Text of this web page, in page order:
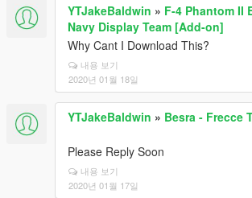
YTJakeBaldwin » F-4 Phantom II
Navy Display Team [Add-on]
Why Cant I Download This?
내용 보기
2020년 01월 18일
YTJakeBaldwin » Besra - Frecce
Please Reply Soon
내용 보기
2020년 01월 17일